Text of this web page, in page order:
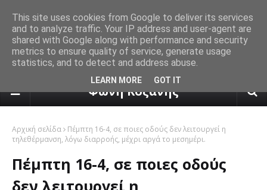
πρόγνωση καιρού από το
Φωνή Κοζάνης
Αρχική σελίδα
Πέμπτη 16-4, σε ποιες οδούς δεν λειτουργεί η
τηλεθέρμανση, λόγω διαρροής, μέχρι αργά το μεσημέρι.
Πέμπτη 16-4, σε ποιες οδούς
δεν λειτουργεί η
This site uses cookies from Google to deliver its services
and to analyze traffic. Your IP address and user-agent are
shared with Google along with performance and security
metrics to ensure quality of service, generate usage
statistics, and to detect and address abuse.
LEARN MORE GOT IT